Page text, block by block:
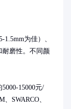
为佳）、
耐磨性。不同颜
15000元/
SWARCO、